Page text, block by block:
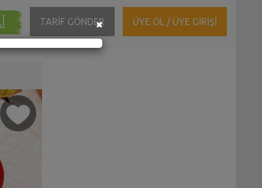
TARİF GÖNDER ÜYE OL / ÜYE GİRİŞİ
×Close